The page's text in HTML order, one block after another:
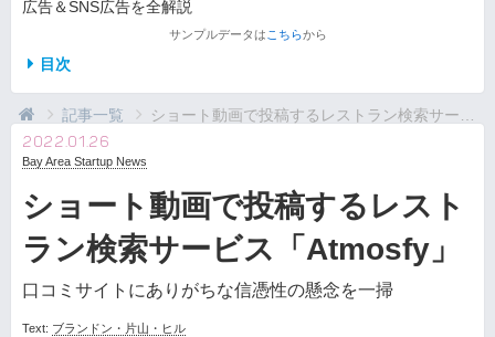
広告＆SNS広告を全解説
サンプルデータは こちらから
目次
記事一覧 ショート動画で投稿するレストラン検索サービス「At...
2022.01.26
Bay Area Startup News
ショート動画で投稿するレスト
ラン検索サービス「Atmosfy」
口コミサイトにありがちな信憑性の懸念を一掃
Text: ブランドン・片山・ヒル